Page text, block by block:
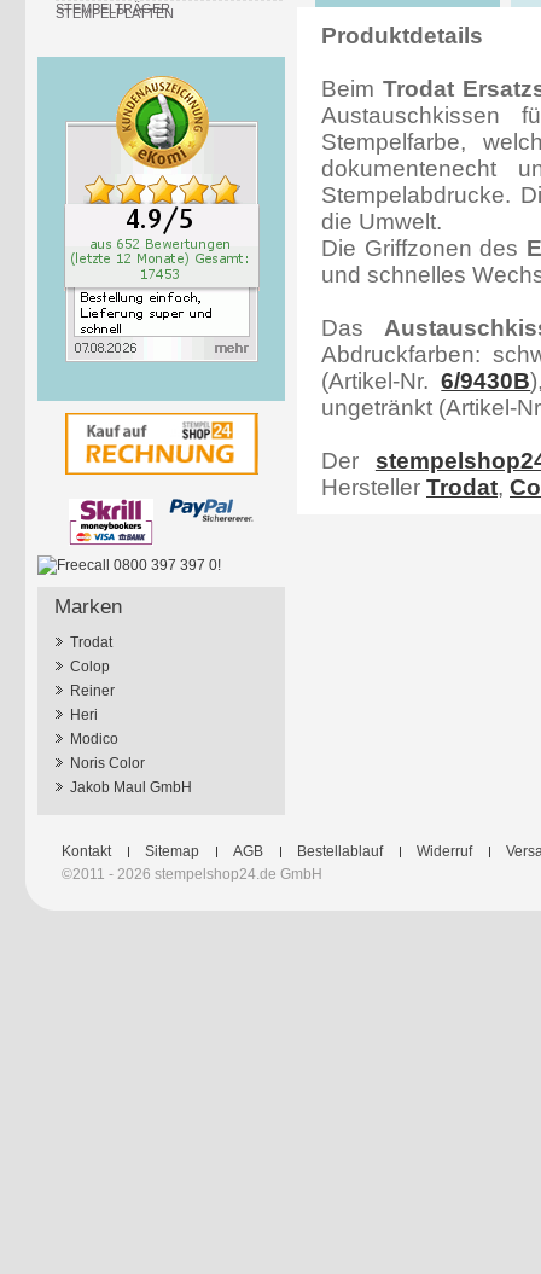
STEMPELTRÄGER
STEMPELPLATTEN
Marken
Trodat
Colop
Reiner
Heri
Modico
Noris Color
Jakob Maul GmbH
Produktdetails
Beim Trodat
Stempelfarbe,
dokumentenecht
Stempelabdrucke.
die Umwelt.
Die Griffzonen des
und schnelles
Das
Abdruckfarben:
(Artikel-Nr.6/9430B
ungetränkt (Artikel-
Der
Hersteller Trodat,
Kontakt Sitemap AGB Bestellablauf Widerruf
©2011 - 2026 stempelshop24.de GmbH